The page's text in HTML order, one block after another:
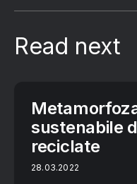
Read next
sustenabile
reciclate
28.03.2022